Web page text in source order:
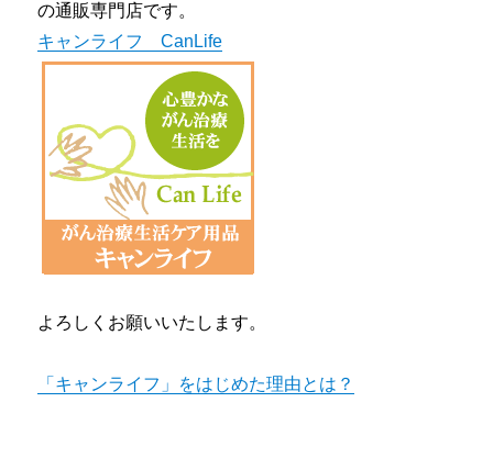
の通販専門店です。
キャンライフ CanLife
よろしくお願いいたします。
「キャンライフ」をはじめた理由とは？